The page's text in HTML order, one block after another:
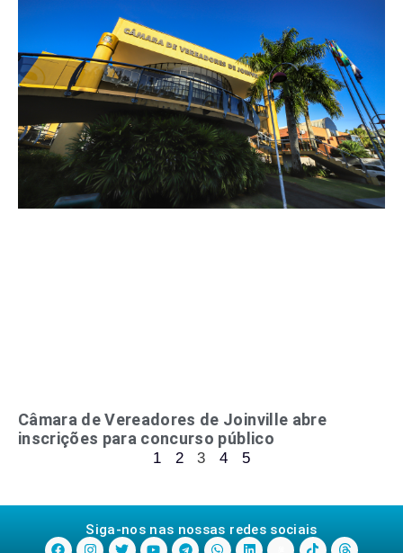
Câmara de Vereadores de Joinville abre
inscrições para concurso público
1 2 3 4 5
Siga-nos nas nossas redes sociais